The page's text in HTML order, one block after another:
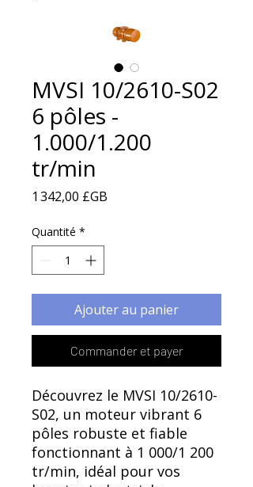
MVSI 10/2610-S02
6 pôles -
1.000/1.200
tr/min
1 342,00 £GB
Quantité *
Ajouter au panier
Commander et payer
Découvrez le MVSI 10/2610-
S02, un moteur vibrant 6
pôles robuste et fiable
fonctionnant à 1 000/1 200
tr/min, idéal pour vos